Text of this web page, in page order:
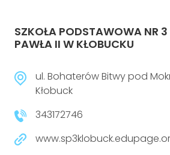
SZKOŁA PODSTAWOWA NR
PAWŁA II W KŁOBUCKU
ul. Bohaterów Bitwy pod
Kłobuck
343172746